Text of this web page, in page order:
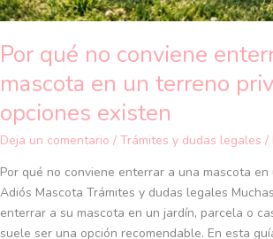
Por qué no conviene
mascota en un terreno
opciones existen
Deja un comentario / Trámites y dudas legales /
Por qué no conviene enterrar a una mascota
Adiós Mascota Trámites y dudas legales
enterrar a su mascota en un jardín, parcela o
suele ser una opción recomendable. En esta
y
opciones